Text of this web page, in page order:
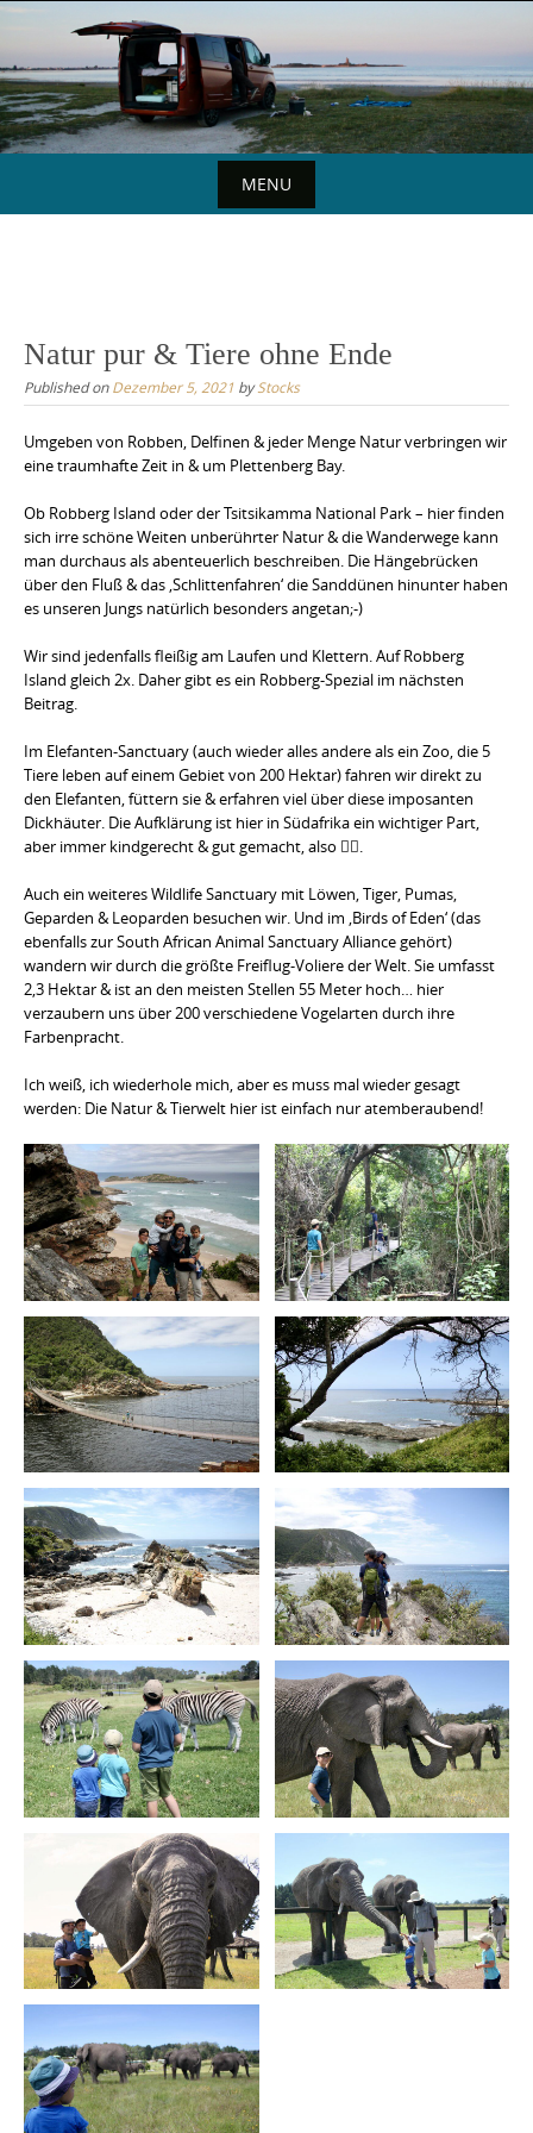
Skip
content
MENU
Natur pur & Tiere ohne Ende
Published onDezember 5, 2021 byStocks
Umgeben von Robben, Delfinen & jeder Menge Natur verbringen wir
eine traumhafte Zeit in & um Plettenberg Bay.
Ob Robberg Island oder der Tsitsikamma National Park – hier finden
sich irre schöne Weiten unberührter Natur & die Wanderwege kann
man durchaus als abenteuerlich beschreiben. Die Hängebrücken
über den Fluß & das ‚Schlittenfahren‘ die Sanddünen hinunter haben
es unseren Jungs natürlich besonders angetan;-)
Wir sind jedenfalls fleißig am Laufen und Klettern. Auf Robberg
Island gleich 2x. Daher gibt es ein Robberg-Spezial im nächsten
Beitrag.
Im Elefanten-Sanctuary (auch wieder alles andere als ein Zoo, die 5
Tiere leben auf einem Gebiet von 200 Hektar) fahren wir direkt zu
den Elefanten, füttern sie & erfahren viel über diese imposanten
Dickhäuter. Die Aufklärung ist hier in Südafrika ein wichtiger Part,
aber immer kindgerecht & gut gemacht, also 👍🏻.
Auch ein weiteres Wildlife Sanctuary mit Löwen, Tiger, Pumas,
Geparden & Leoparden besuchen wir. Und im ‚Birds of Eden‘ (das
ebenfalls zur South African Animal Sanctuary Alliance gehört)
wandern wir durch die größte Freiflug-Voliere der Welt. Sie umfasst
2,3 Hektar & ist an den meisten Stellen 55 Meter hoch… hier
verzaubern uns über 200 verschiedene Vogelarten durch ihre
Farbenpracht.
Ich weiß, ich wiederhole mich, aber es muss mal wieder gesagt
werden: Die Natur & Tierwelt hier ist einfach nur atemberaubend!